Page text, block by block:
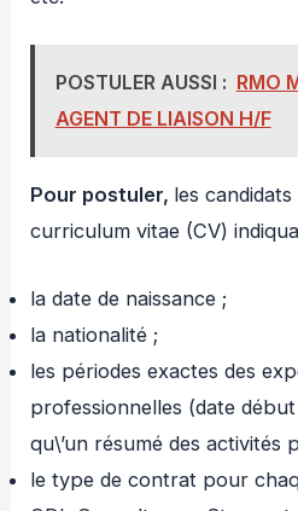
POSTULER AUSSI : RMO
AGENT DE LIAISON H/F
Pour postuler, les
curriculum vitae (CV)
la date de naissance ;
la nationalité ;
les périodes exactes des
professionnelles (date
qu\’un résumé des activités
le type de contrat pour